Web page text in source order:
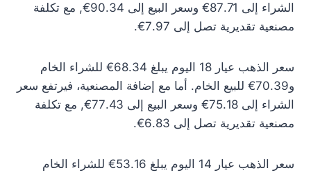
الشراء إلى 87.71€ وسعر البيع إلى 90.34€, مع تكلفة
مصنعية تقديرية تصل إلى 7.97€.
سعر الذهب عيار 18 اليوم يبلغ 68.34€ للشراء الخام
و70.39€ للبيع الخام. أما مع إضافة المصنعية، فيرتفع سعر
الشراء إلى 75.18€ وسعر البيع إلى 77.43€, مع تكلفة
مصنعية تقديرية تصل إلى 6.83€.
سعر الذهب عيار 14 اليوم يبلغ 53.16€ للشراء الخام